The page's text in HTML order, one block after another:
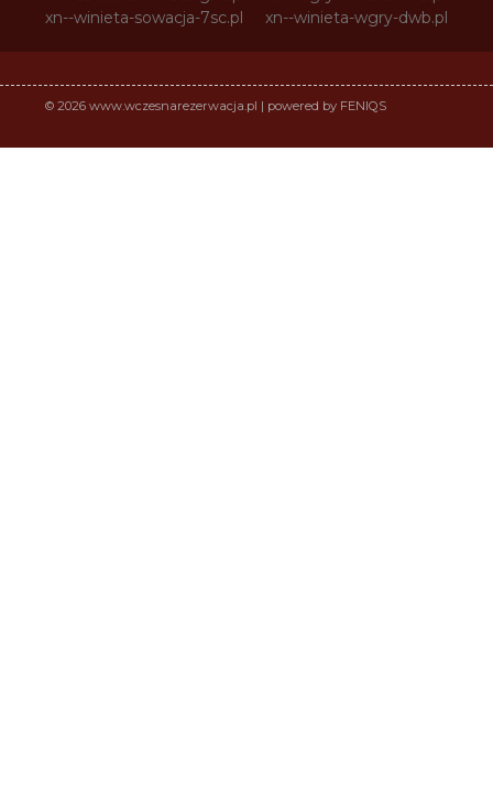
xn--winieta-sowacja-7sc.pl
xn--winieta-wgry-dwb.pl
© 2026 www.wczesnarezerwacja.pl | powered by FENIQS